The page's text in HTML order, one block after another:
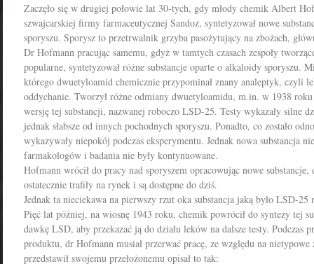
Zaczęło się w drugiej połowie lat 30-tych, gdy młody chemik Albert
szwajcarskiej firmy farmaceutycznej Sandoz, syntetyzował nowe
sporyszu. Sporysz to przetrwalnik grzyba pasożytujący na zbożach,
Dr Hofmann pracując samemu, gdyż w tamtych czasach zespoły
popularne, syntetyzował różne substancje oparte o alkaloidy sporyszu.
którego dwuetyloamid chemicznie przypominał znany analeptyk, czyli
oddychanie. Tworzył różne odmiany dwuetyloamidu, m.in. w 1938 roku
wersję tej substancji, nazwanej roboczo LSD-25. Testy wykazały silne
jednak słabsze od innych pochodnych sporyszu. Ponadto, co zostało
wykazywały niepokój podczas eksperymentu. Jednak nowa substancja
farmakologów i badania nie były kontynuowane.
Hofmann wrócił do pracy nad sporyszem opracowując nowe substancje,
ostatecznie trafiły na rynek i są dostępne do dziś.
Jednak ta nieciekawa na pierwszy rzut oka substancja jaką było LSD-
Pięć lat później, na wiosnę 1943 roku, chemik powrócił do syntezy tej
dawkę LSD, aby przekazać ją do działu leków na dalsze testy. Podczas
produktu, dr Hofmann musiał przerwać pracę, ze względu na
przedstawił swojemu przełożonemu opisał to tak: